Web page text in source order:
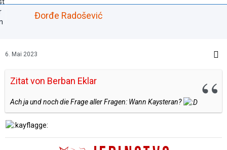
Đorđe Radošević
6. Mai 2023
Zitat von Berban Eklar
Ach ja und noch die Frage aller Fragen: Wann Kaysteran?